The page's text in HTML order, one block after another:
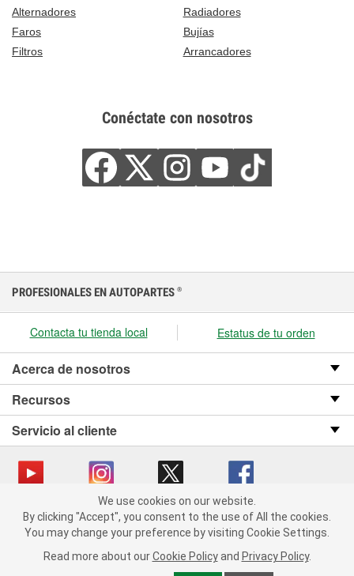
Alternadores
Radiadores
Faros
Bujías
Filtros
Arrancadores
Conéctate con nosotros
We use cookies on our website. By clicking "Accept", you consent
to the use of All the cookies.
You may change your preference by visiting Cookie Settings.
Read more about our Cookie Policy and Privacy Policy.
PROFESIONALES EN AUTOPARTES ®
Contacta tu tienda local Estatus de tu orden
Acerca de nosotros
Recursos
Servicio al cliente
Copyright © 2008-2026 O’Reilly Auto Parts v OST_3.2.0.0.729 (3) cv1361
catalog_main
Política de privacidad
Ley de transparencia en las cadenas de suministro
We use cookies on our website.
By clicking "Accept", you consent to the use of All the cookies.
You may change your preference by visiting Cookie Settings.
Read more about our Cookie Policy and Privacy Policy.